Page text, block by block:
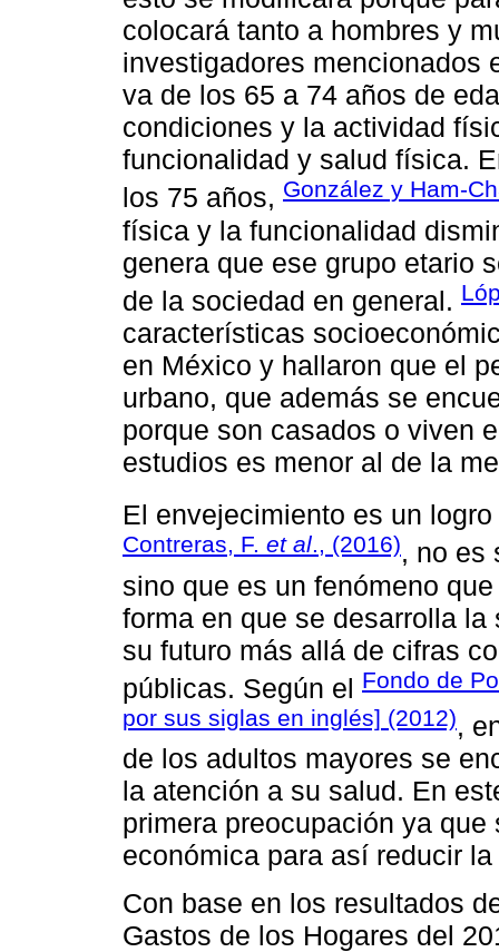
colocará tanto a hombres y
investigadores mencionados
va de los 65 a 74 años de
condiciones y la actividad
funcionalidad y salud física.
los 75 años, González y Ham-
física y la funcionalidad
genera que ese grupo etario
de la sociedad en general.
características
en México y hallaron que el
urbano, que además se
porque son casados o viven
estudios es menor al de la
El envejecimiento es un
Contreras, F. et al., (2016), no es
sino que es un fenómeno
forma en que se desarrolla
su futuro más allá de cifras
públicas. Según el Fondo de
por sus siglas en inglés] (2012),
de los adultos mayores se
la atención a su salud. En
primera preocupación ya
económica para así reducir
Con base en los resultados
Gastos de los Hogares del